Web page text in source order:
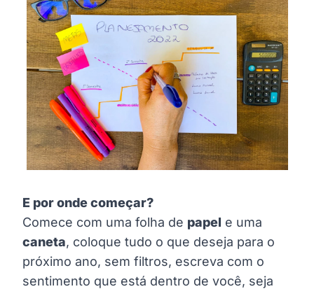
E por onde começar?
Comece com uma folha de papel e uma
caneta, coloque tudo o que deseja para o
próximo ano, sem filtros, escreva com o
sentimento que está dentro de você, seja